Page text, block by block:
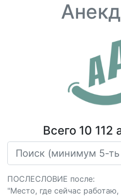
Всего 10 112
ПОСЛЕСЛОВИЕ после:
"Место, где сейчас работаю,